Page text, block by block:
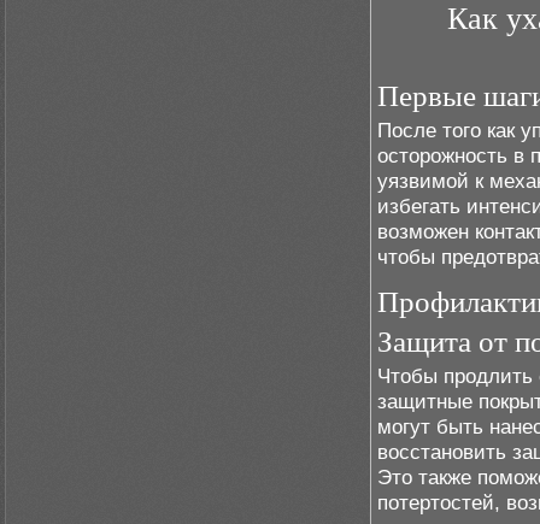
Как
Первые
После того как
осторожность в
уязвимой к
избегать
возможен
чтобы
Защита от
Чтобы продлить
защитные
могут быть
восстановить
Это также
потертостей,